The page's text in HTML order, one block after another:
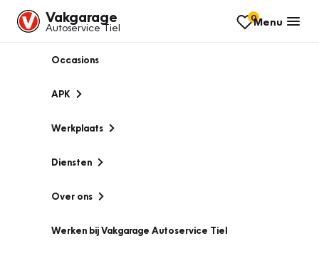
Vakgarage
Autoservice Tiel
0Menu
Occasions
APK
Werkplaats
Diensten
Over ons
Werken bij Vakgarage Autoservice Tiel